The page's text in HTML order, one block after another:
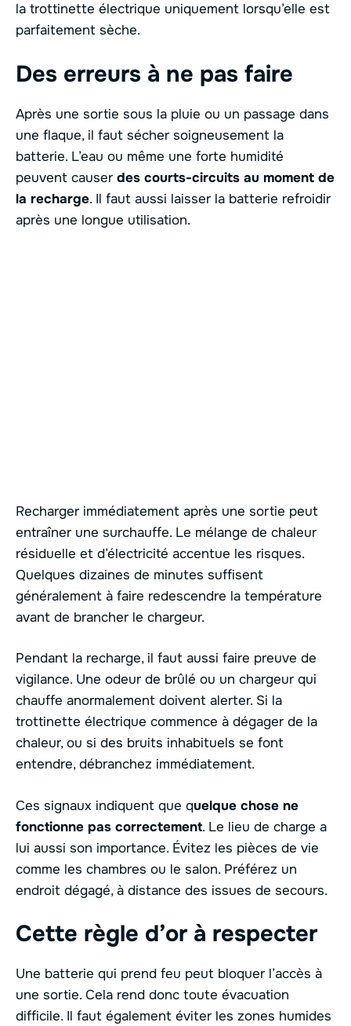
la trottinette électrique uniquement lorsqu’elle est
parfaitement sèche.
Des erreurs à ne pas faire
Après une sortie sous la pluie ou un passage dans
une flaque, il faut sécher soigneusement la
batterie. L’eau ou même une forte humidité
peuvent causer des courts-circuits au moment de
la recharge. Il faut aussi laisser la batterie refroidir
après une longue utilisation.
Recharger immédiatement après une sortie peut
entraîner une surchauffe. Le mélange de chaleur
résiduelle et d’électricité accentue les risques.
Quelques dizaines de minutes suffisent
généralement à faire redescendre la température
avant de brancher le chargeur.
Pendant la recharge, il faut aussi faire preuve de
vigilance. Une odeur de brûlé ou un chargeur qui
chauffe anormalement doivent alerter. Si la
trottinette électrique commence à dégager de la
chaleur, ou si des bruits inhabituels se font
entendre, débranchez immédiatement.
Ces signaux indiquent que quelque chose ne
fonctionne pas correctement. Le lieu de charge a
lui aussi son importance. Évitez les pièces de vie
comme les chambres ou le salon. Préférez un
endroit dégagé, à distance des issues de secours.
Cette règle d’or à respecter
Une batterie qui prend feu peut bloquer l’accès à
une sortie. Cela rend donc toute évacuation
difficile. Il faut également éviter les zones humides